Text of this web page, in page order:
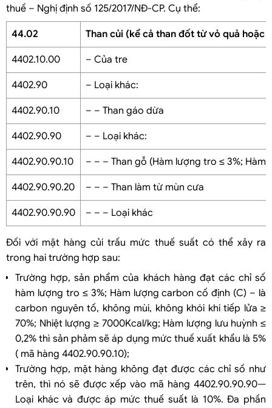
thuế – Nghị định số 125/2017/NĐ-CP. Cụ thể:
44.02 Than củi (kể cả than đốt từ vỏ quả hoặc
4402.10.00 – Của tre
4402.90 – Loại khác:
4402.90.10 – – Than gáo dừa
4402.90.90 – – Loại khác:
4402.90.90.10 – – – Than gỗ (Hàm lượng tro ≤ 3%;
4402.90.90.20 – – – Than làm từ mùn cưa
4402.90.90.90 – – – Loại khác
Đối với mặt hàng củi trấu mức thuế suất có thể xảy ra
trong hai trường hợp sau:
Trường hợp, sản phẩm của khách hàng đạt các chỉ số
hàm lượng tro ≤ 3%; Hàm lượng carbon cố định (C) – là
carbon nguyên tố, không mùi, không khói khi tiếp lửa ≥
70%; Nhiệt lượng ≥ 7000Kcal/kg; Hàm lượng lưu huỳnh ≤
0,2% thì sản phảm sẽ áp dụng mức thuế xuất khẩu là 5%
( mã hàng 4402.90.90.10);
Trường hợp, mặt hàng không đạt được các chỉ số như
trên, thì nó sẽ được xếp vào mã hàng 4402.90.90.90—
Loại khác và được áp mức thuế suất là 10%. Đa phần